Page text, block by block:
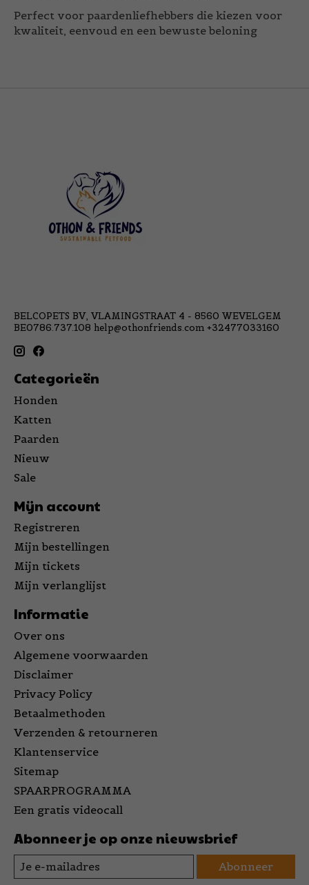
Perfect voor paardenliefhebbers die kiezen voor
kwaliteit, eenvoud en een bewuste beloning
BELCOPETS BV, VLAMINGSTRAAT 4 - 8560 WEVELGEM
BE0786.737.108 help@othonfriends.com +32477033160
Categorieën
Honden
Katten
Paarden
Nieuw
Sale
Mijn account
Registreren
Mijn bestellingen
Mijn tickets
Mijn verlanglijst
Informatie
Over ons
Algemene voorwaarden
Disclaimer
Privacy Policy
Betaalmethoden
Verzenden & retourneren
Klantenservice
Sitemap
SPAARPROGRAMMA
Een gratis videocall
Abonneer je op onze nieuwsbrief
Abonneer